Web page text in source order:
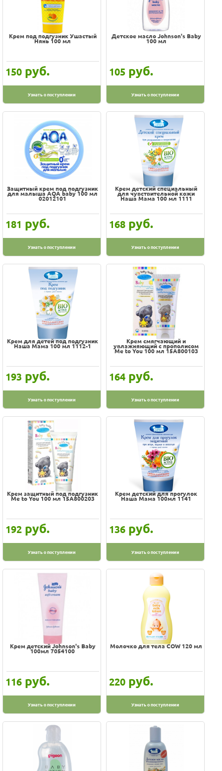
Крем под подгузник Ушастый
Нянь 100 мл
150 руб.
Узнать о поступлении
Детское масло Johnson's Baby
100 мл
105 руб.
Узнать о поступлении
Защитный крем под подгузник
для малыша AQA baby 100 мл
02012101
181 руб.
Узнать о поступлении
Крем детский специальный
для чувствительной кожи
Наша Мама 100 мл 1111
168 руб.
Узнать о поступлении
Крем для детей под подгузник
Наша Мама 100 мл 1112-1
193 руб.
Узнать о поступлении
Крем смягчающий и
увлажняющий с прополисом
Me to You 100 мл 15A800103
164 руб.
Узнать о поступлении
Крем защитный под подгузник
Me to You 100 мл 15A800203
192 руб.
Узнать о поступлении
Крем детский для прогулок
Наша Мама 100мл 1141
136 руб.
Узнать о поступлении
Крем детский Johnson's Baby
100мл 7054100
116 руб.
Узнать о поступлении
Молочко для тела COW 120 мл
220 руб.
Узнать о поступлении